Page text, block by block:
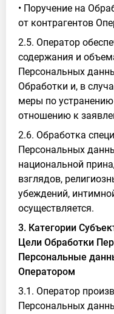
• Поручение на
от контрагентов
2.5. Оператор
содержания и
Персональных
Обработки и, в
меры по
отношению к
2.6. Обработка
Персональных
национальной
взглядов,
убеждений,
осуществляется.
3. Категории
Цели Обработки
Персональные
Оператором
3.1. Оператор
Персональных